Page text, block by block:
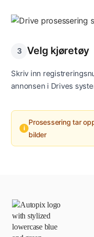
3 Velg kjøretøy
Skriv inn
annonsen i Drives
i
Prosessering tar
bilder